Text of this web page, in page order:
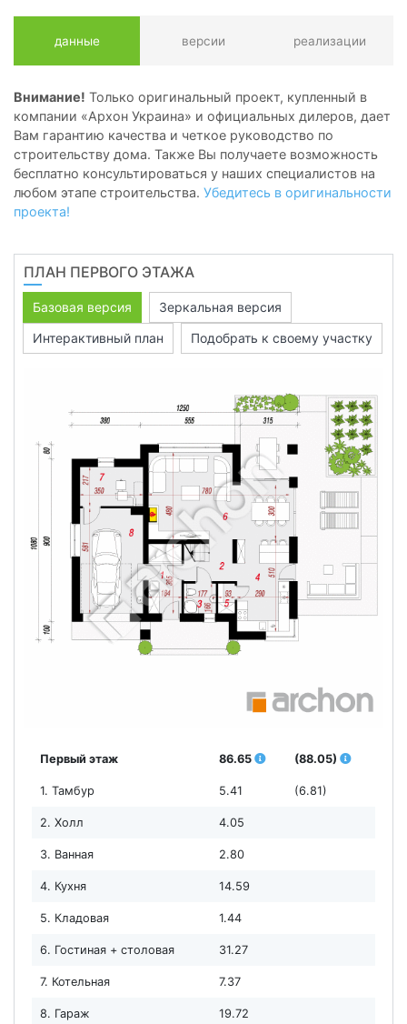
данные версии реализации
Внимание! Только оригинальный проект, купленный в
компании «Архон Украина» и официальных дилеров, дает
Вам гарантию качества и четкое руководство по
строительству дома. Также Вы получаете возможность
бесплатно консультироваться у наших специалистов на
любом этапе строительства. Убедитесь в оригинальности
проекта!
ПЛАН ПЕРВОГО ЭТАЖА
Базовая версия
Зеркальная версия
Интерактивный план
Подобрать к своему участку
Первый этаж 86.65 (88.05)
1. Тамбур 5.41 (6.81)
2. Холл 4.05
3. Ванная 2.80
4. Кухня 14.59
5. Кладовая 1.44
6. Гостиная + столовая 31.27
7. Котельная 7.37
8. Гараж 19.72